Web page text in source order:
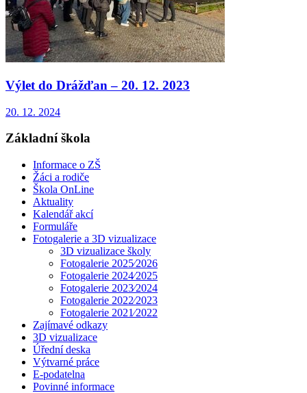
Výlet do Drážďan – 20. 12. 2023
20. 12. 2024
Základní škola
Informace o ZŠ
Žáci a rodiče
Škola OnLine
Aktuality
Kalendář akcí
Formuláře
Fotogalerie a 3D vizualizace
3D vizualizace školy
Fotogalerie 2025⁄2026
Fotogalerie 2024⁄2025
Fotogalerie 2023⁄2024
Fotogalerie 2022⁄2023
Fotogalerie 2021⁄2022
Zajímavé odkazy
3D vizualizace
Úřední deska
Výtvarné práce
E-podatelna
Povinné informace